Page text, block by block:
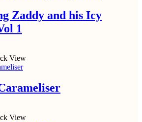
Zaddy and his Icy
1
View
View